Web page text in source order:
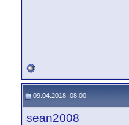
09.04.2018, 08:00
sean2008